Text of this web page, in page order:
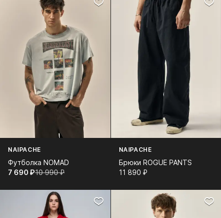
NAIPACHE
Футболка NOMAD
7 690⁠ ⁠₽10 990⁠ ⁠₽
NAIPACHE
Брюки ROGUE PANTS
11 890⁠ ⁠₽